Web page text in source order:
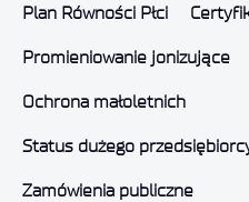
Plan Równości Płci
Promieniowanie jonizujące
Ochrona małoletnich
Status dużego
Zamówienia publiczne